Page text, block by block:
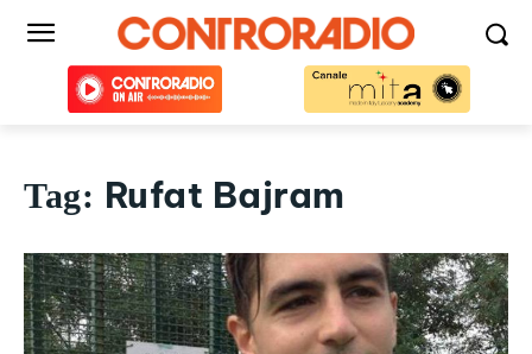
Tag: Rufat Bajram